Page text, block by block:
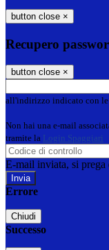
button close ×
Recupero
button close ×
all'indirizzo indicato con le
Non hai una e-mail
tramite la Login Spaggiari
E-mail inviata, si prega
Errore
Chiudi
Successo